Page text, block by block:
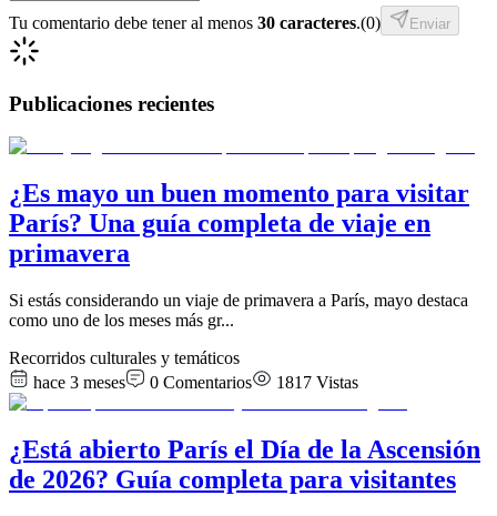
Tu comentario debe tener al menos 30 caracteres.(0) Enviar
Publicaciones recientes
¿Es mayo un buen momento para visitar
París? Una guía completa de viaje en
primavera
Si estás considerando un viaje de primavera a París, mayo destaca
como uno de los meses más gr...
Recorridos culturales y temáticos
hace 3 meses
0 Comentarios 1817 Vistas
¿Está abierto París el Día de la Ascensión
de 2026? Guía completa para visitantes